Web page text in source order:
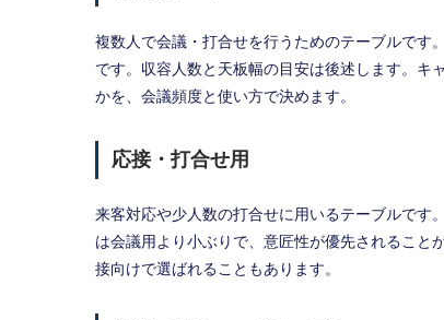
複数人で会議・打合せを行うためのテーブルです
です。収容人数と天板幅の目安は後述します。キ
かを、会議頻度と使い方で決めます。
応接・打合せ用
来客対応や少人数の打合せに用いるテーブルです
は会議用より小ぶりで、意匠性が優先されること
接向けで選ばれることもあります。